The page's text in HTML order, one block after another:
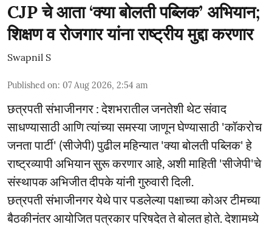
CJP चे आता ‘क्या बोलती पब्लिक’ अभियान;
शिक्षण व रोजगार यांना राष्ट्रीय मुद्दा करणार
Swapnil S
Published on: 07 Aug 2026, 2:54 am
छत्रपती संभाजीनगर : देशभरातील जनतेशी थेट संवाद
साधण्यासाठी आणि त्यांच्या समस्या जाणून घेण्यासाठी 'कॉकरोच
जनता पार्टी' (सीजेपी) पुढील महिन्यात 'क्या बोलती पब्लिक' हे
राष्ट्रव्यापी अभियान सुरू करणार आहे, अशी माहिती 'सीजेपी'चे
संस्थापक अभिजीत दीपके यांनी गुरुवारी दिली.
छत्रपती संभाजीनगर येथे पार पडलेल्या पक्षाच्या कोअर टीमच्या
बैठकीनंतर आयोजित पत्रकार परिषदेत ते बोलत होते. देशामध्ये